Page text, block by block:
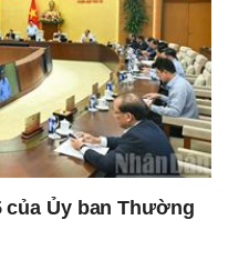
của Ủy ban Thường